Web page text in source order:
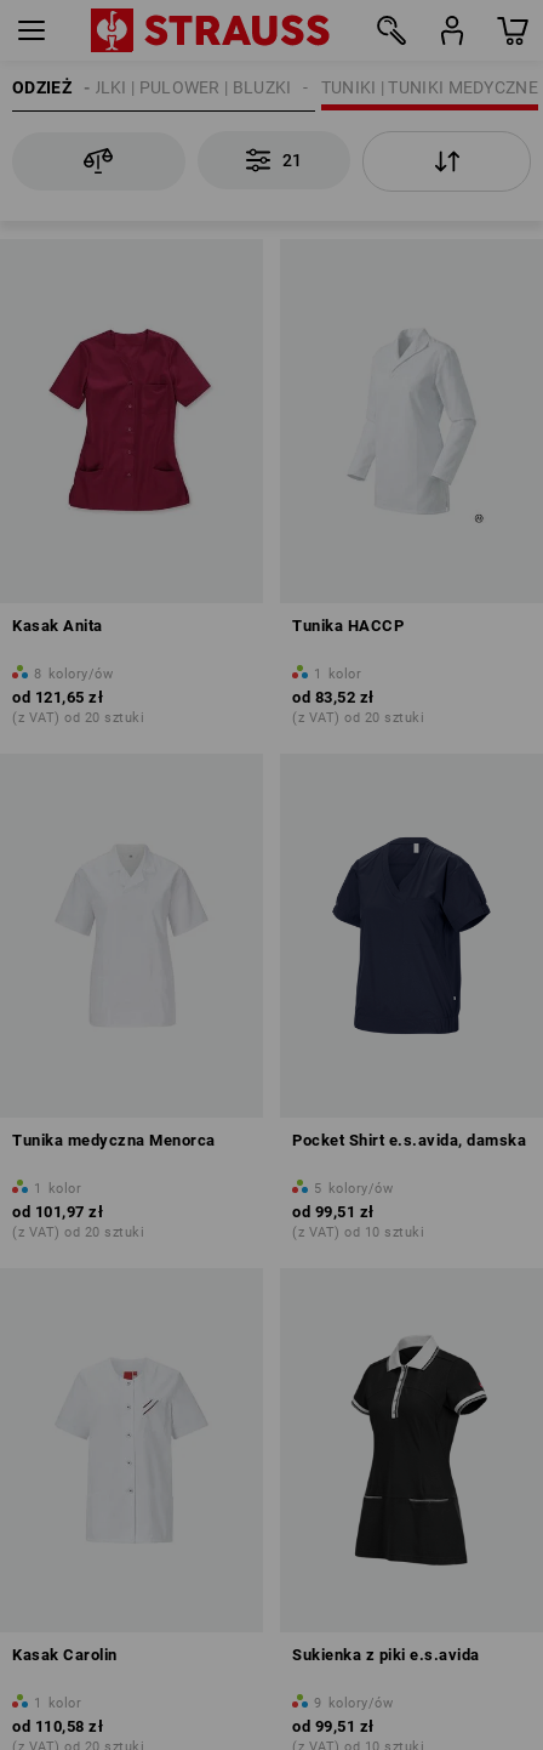
ODZIEŻ TUNIKI | TUNIKI MEDYCZNE
KOSZULKI | PULOWER | BLUZKI
21
Kasak Anita
8 kolory/ów
od 121,65 zł
(z VAT) od 20 sztuki
Tunika HACCP
1 kolor
od 83,52 zł
(z VAT) od 20 sztuki
Tunika medyczna Menorca
1 kolor
od 101,97 zł
(z VAT) od 20 sztuki
Pocket Shirt e.s.avida, damska
5 kolory/ów
od 99,51 zł
(z VAT) od 10 sztuki
Kasak Carolin
1 kolor
od 110,58 zł
Sukienka z piki e.s.avida
9 kolory/ów
od 99,51 zł